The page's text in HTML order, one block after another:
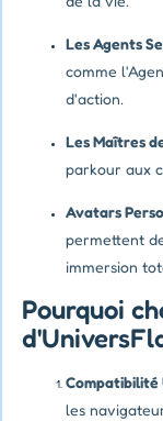
Les Agents
comme
d'action.
Les Maîtres
parkour aux
Avatars
permettent
immersion
Pourquoi
Compatibilité
les